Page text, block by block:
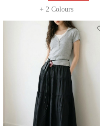
+ 2 Colours